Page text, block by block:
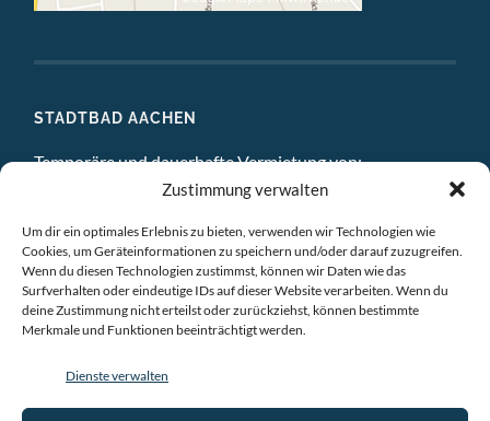
Zustimmung verwalten
Um dir ein optimales Erlebnis zu bieten, verwenden wir Technologien wie
Cookies, um Geräteinformationen zu speichern und/oder darauf zuzugreifen.
Wenn du diesen Technologien zustimmst, können wir Daten wie das
Surfverhalten oder eindeutige IDs auf dieser Website verarbeiten. Wenn du
deine Zustimmung nicht erteilst oder zurückziehst, können bestimmte
Merkmale und Funktionen beeinträchtigt werden.
Dienste verwalten
STADTBAD AACHEN
Temporäre und dauerhafte Vermietung von:
ATELIERS
EINZELBÜROS
GEMEINSCHAFTSBÜROS
BESPRECHUNGSRÄUME